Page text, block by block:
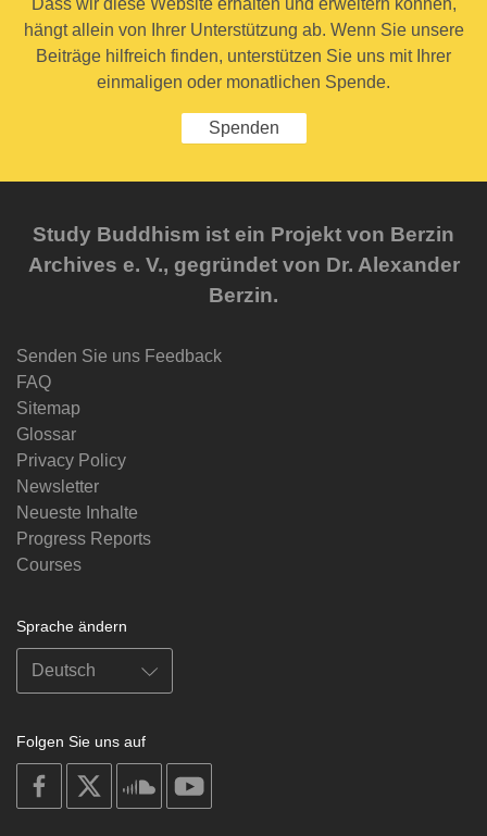
Dass wir diese Website erhalten und erweitern können,
hängt allein von Ihrer Unterstützung ab. Wenn Sie unsere
Beiträge hilfreich finden, unterstützen Sie uns mit Ihrer
einmaligen oder monatlichen Spende.
Spenden
Study Buddhism ist ein Projekt von Berzin
Archives e. V., gegründet von Dr. Alexander
Berzin.
Senden Sie uns Feedback
FAQ
Sitemap
Glossar
Privacy Policy
Newsletter
Neueste Inhalte
Progress Reports
Courses
Sprache ändern
Folgen Sie uns auf
on
facebook
soundcloud